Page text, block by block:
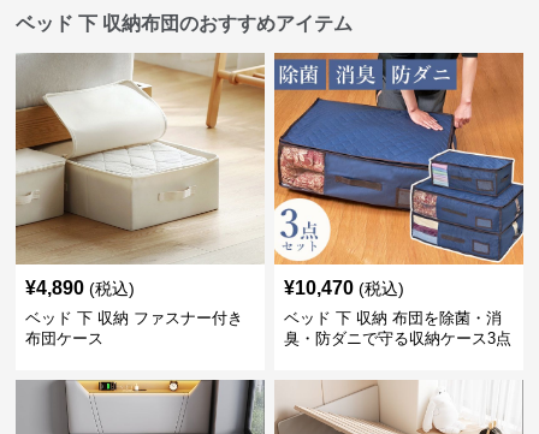
ベッド 下 収納布団のおすすめアイテム
¥4,890 (税込)
ベッド 下 収納 ファスナー付き
布団ケース
¥10,470 (税込)
ベッド 下 収納 布団を除菌・消
臭・防ダニで守る収納ケース3点